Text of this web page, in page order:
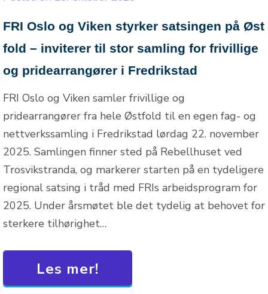
FRI Oslo og Viken styrker satsingen på Øst
fold – inviterer til stor samling for frivillige
og pridearrangører i Fredrikstad
FRI Oslo og Viken samler frivillige og
pridearrangører fra hele Østfold til en egen fag- og
nettverkssamling i Fredrikstad lørdag 22. november
2025. Samlingen finner sted på Rebellhuset ved
Trosvikstranda, og markerer starten på en tydeligere
regional satsing i tråd med FRIs arbeidsprogram for
2025. Under årsmøtet ble det tydelig at behovet for
sterkere tilhørighet…
Les mer!